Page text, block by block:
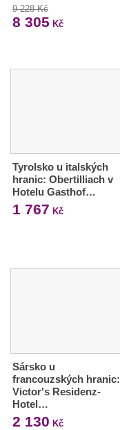
9 228 Kč
8 305 Kč
Tyrolsko u italských
hranic: Obertilliach v
Hotelu Gasthof…
1 767 Kč
Sársko u
francouzských hranic:
Victor's Residenz-
Hotel…
2 130 Kč